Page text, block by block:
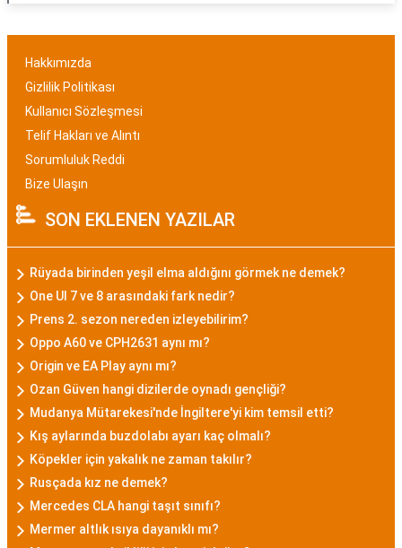
Hakkımızda
Gizlilik Politikası
Kullanıcı Sözleşmesi
Telif Hakları ve Alıntı
Sorumluluk Reddi
Bize Ulaşın
SON EKLENEN YAZILAR
Rüyada birinden yeşil elma aldığını görmek ne demek?
One UI 7 ve 8 arasındaki fark nedir?
Prens 2. sezon nereden izleyebilirim?
Oppo A60 ve CPH2631 aynı mı?
Origin ve EA Play aynı mı?
Ozan Güven hangi dizilerde oynadı gençliği?
Mudanya Mütarekesi'nde İngiltere'yi kim temsil etti?
Kış aylarında buzdolabı ayarı kaç olmalı?
Köpekler için yakalık ne zaman takılır?
Rusçada kız ne demek?
Mercedes CLA hangi taşıt sınıfı?
Mermer altlık ısıya dayanıklı mı?